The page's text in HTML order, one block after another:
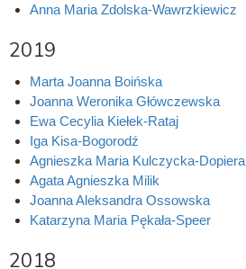
Anna Maria Zdolska-Wawrzkiewicz
2019
Marta Joanna Boińska
Joanna Weronika Główczewska
Ewa Cecylia Kiełek-Rataj
Iga Kisa-Bogorodź
Agnieszka Maria Kulczycka-Dopiera
Agata Agnieszka Milik
Joanna Aleksandra Ossowska
Katarzyna Maria Pękała-Speer
2018